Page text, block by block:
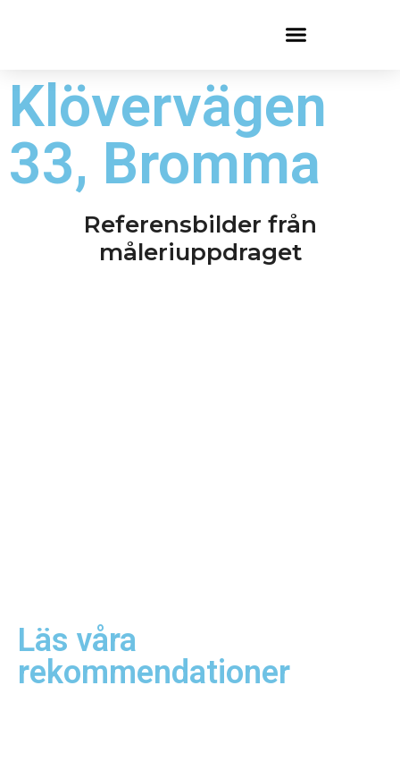
Klövervägen
33, Bromma
Referensbilder från
måleriuppdraget
Läs våra
rekommendationer